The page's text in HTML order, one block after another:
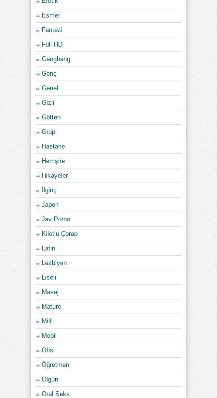
Esmer
Fantezi
Full HD
Gangbang
Genç
Genel
Gizli
Götten
Grup
Hastane
Hemşire
Hikayeler
İlginç
Japon
Jav Porno
Kilotlu Çorap
Latin
Lezbiyen
Liseli
Masaj
Mature
Milf
Mobil
Ofis
Öğretmen
Olgun
Oral Seks